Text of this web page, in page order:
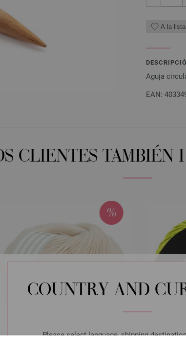
COUNTRY AND
Please select language, shipping
A la
Aguja
EAN:
CLIENTES TAMBIÉN